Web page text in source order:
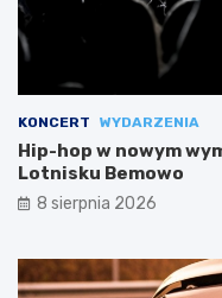
KONCERT WYDARZENIA
Hip-hop w nowym
Lotnisku Bemowo
8 sierpnia 2026